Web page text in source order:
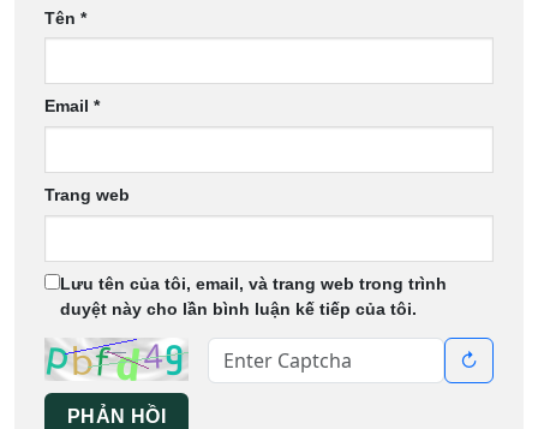
Tên *
Email *
Trang web
Lưu tên của tôi, email, và trang web trong trình
duyệt này cho lần bình luận kế tiếp của tôi.
↻
PHẢN HỒI